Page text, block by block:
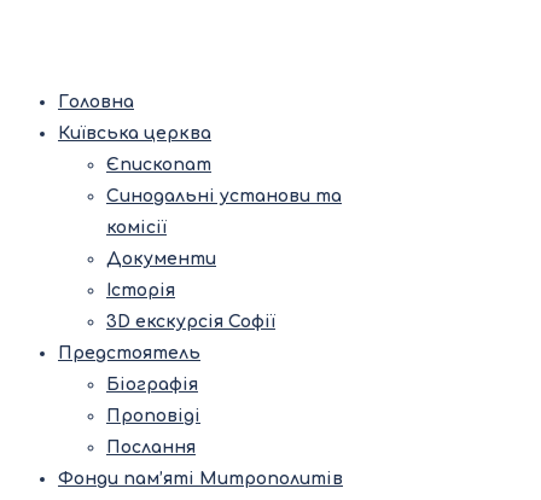
Головна
Київська церква
Єпископат
Синодальні установи та
комісії
Документи
Історія
3D екскурсія Софії
Предстоятель
Біографія
Проповіді
Послання
Фонди пам’яті Митрополитів